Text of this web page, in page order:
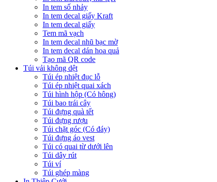
In tem số nhảy
In tem decal giấy Kraft
In tem decal giấy
Tem mã vạch
In tem decal nhũ bạc mờ
In tem decal dán hoa quả
Tạo mã QR code
Túi vải không dệt
Túi ép nhiệt đục lỗ
Túi ép nhiệt quai xách
Túi hình hộp (Có hông)
Túi bao trái cây
Túi đựng quà tết
Túi đựng rượu
Túi chặt góc (Có đáy)
Túi đựng áo vest
Túi có quai từ dưới lên
Túi dây rút
Túi ví
Túi ghép màng